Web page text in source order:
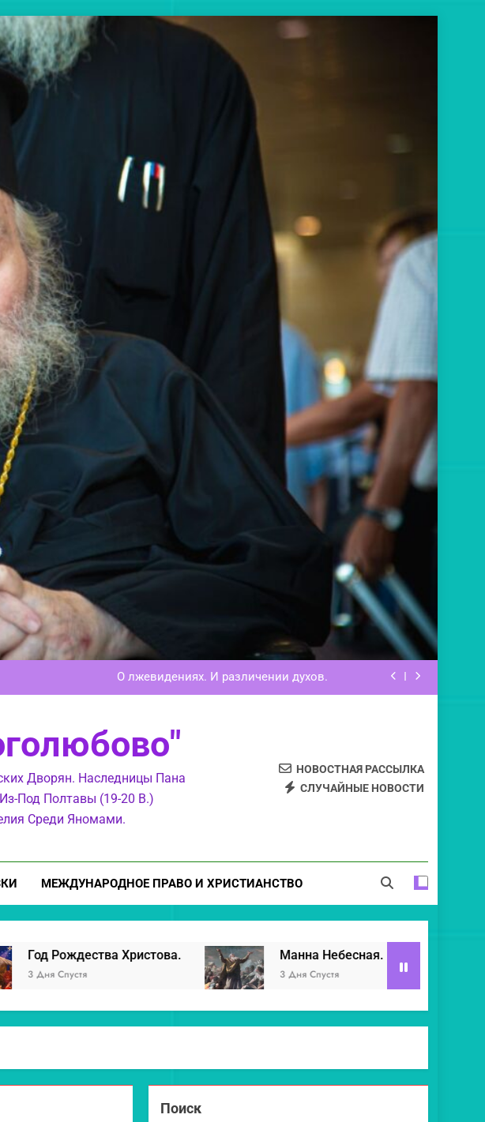
Леонид. Разоблачение лукавых бесов.
О лжевидениях. И различении духов.
Манна Небесная. Manna from Heaven.
Леонид. Разоблачение лукавых бесов.
О лжевидениях. И различении духов.
Манна Небесная. Manna from Heaven.
Дворян. Наследницы Пана
Под Полтавы (19-20 В.)
Среди Яномами.
НОВОСТНАЯ РАССЫЛКА
СЛУЧАЙНЫЕ НОВОСТИ
МЕЖДУНАРОДНОЕ ПРАВО И ХРИСТИАНСТВО
Христова. Манна Небесная. Manna from Heaven.
3 Дня Спустя
Поиск